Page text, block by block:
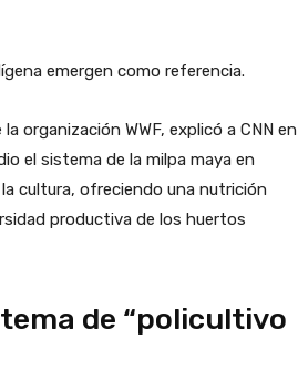
emergen como referencia.
organización WWF, explicó a CNN en
el sistema de la milpa maya en
cultura, ofreciendo una nutrición
productiva de los huertos
de “policultivo